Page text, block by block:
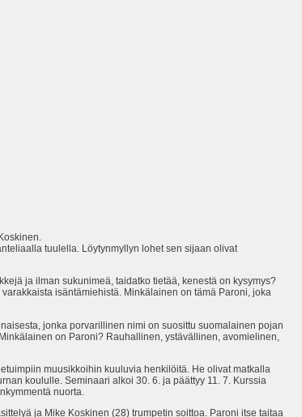
tuulella. Löytynmyllyn lohet sen sijaan olivat
ja ilman sukunimeä, taidatko tietää, kenestä on kysymys?
isäntämiehistä. Minkälainen on tämä Paroni, joka
jonka porvarillinen nimi on suosittu suomalainen pojan
on Paroni? Rauhallinen, ystävällinen, avomielinen,
muusikkoihin kuuluvia henkilöitä. He olivat matkalla
koululle. Seminaari alkoi 30. 6. ja päättyy 11. 7. Kurssia
nuorta.
ja Mike Koskinen (28) trumpetin soittoa. Paroni itse taitaa